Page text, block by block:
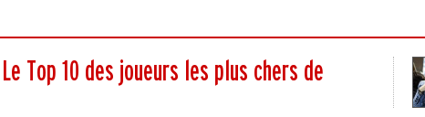
Top 10 des joueurs les plus chers de